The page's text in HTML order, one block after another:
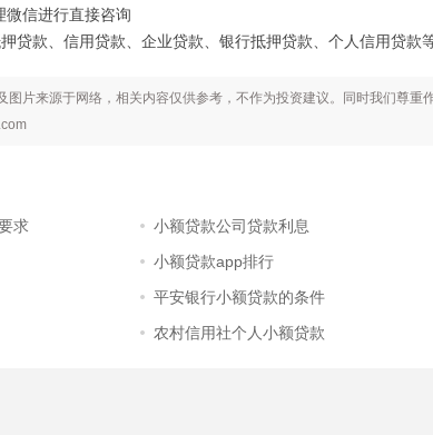
微信进行直接咨询
贷款、信用贷款、企业贷款、银行抵押贷款、个人信用贷款
图片来源于网络，相关内容仅供参考，不作为投资建议。同时我们尊重
求 小额贷款公司贷款利息
小额贷款app排行
平安银行小额贷款的条件
农村信用社个人小额贷款